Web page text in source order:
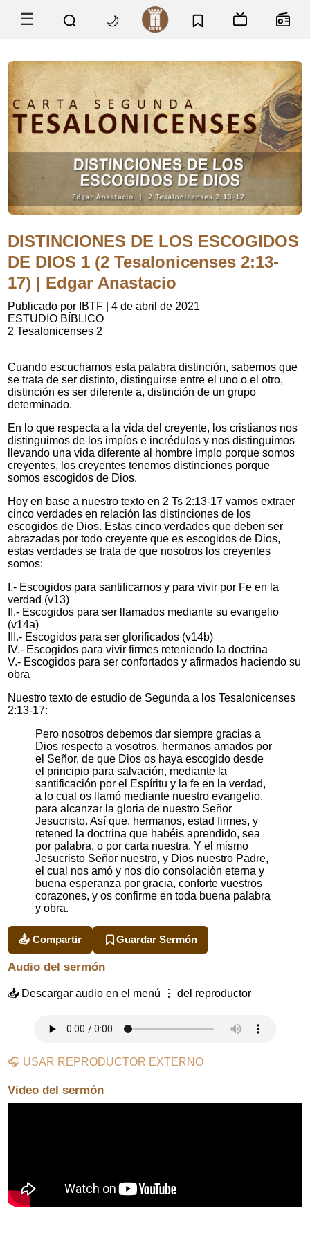
☰ 🌙
DISTINCIONES DE LOS ESCOGIDOS
DE DIOS 1 (2 Tesalonicenses 2:13-
17) | Edgar Anastacio
Publicado por IBTF
4 de abril de 2021
ESTUDIO BÍBLICO
2 Tesalonicenses 2
Cuando escuchamos esta palabra distinción, sabemos que
se trata de ser distinto, distinguirse entre el uno o el otro,
distinción es ser diferente a, distinción de un grupo
determinado.
En lo que respecta a la vida del creyente, los cristianos nos
distinguimos de los impíos e incrédulos y nos distinguimos
llevando una vida diferente al hombre impío porque somos
creyentes, los creyentes tenemos distinciones porque
somos escogidos de Dios.
Hoy en base a nuestro texto en 2 Ts 2:13-17 vamos extraer
cinco verdades en relación las distinciones de los
escogidos de Dios. Estas cinco verdades que deben ser
abrazadas por todo creyente que es escogidos de Dios,
estas verdades se trata de que nosotros los creyentes
somos:
I.- Escogidos para santificarnos y para vivir por Fe en la
verdad (v13)
II.- Escogidos para ser llamados mediante su evangelio
(v14a)
III.- Escogidos para ser glorificados (v14b)
IV.- Escogidos para vivir firmes reteniendo la doctrina
V.- Escogidos para ser confortados y afirmados haciendo su
obra
Nuestro texto de estudio de Segunda a los Tesalonicenses
2:13-17:
Pero nosotros debemos dar siempre gracias a
Dios respecto a vosotros, hermanos amados por
el Señor, de que Dios os haya escogido desde
el principio para salvación, mediante la
santificación por el Espíritu y la fe en la verdad,
a lo cual os llamó mediante nuestro evangelio,
para alcanzar la gloria de nuestro Señor
Jesucristo. Así que, hermanos, estad firmes, y
retened la doctrina que habéis aprendido, sea
por palabra, o por carta nuestra. Y el mismo
Jesucristo Señor nuestro, y Dios nuestro Padre,
el cual nos amó y nos dio consolación eterna y
buena esperanza por gracia, conforte vuestros
corazones, y os confirme en toda buena palabra
y obra.
📤 Compartir Guardar Sermón
Audio del sermón
📥 Descargar audio en el menú ⋮ del reproductor
🎧 USAR REPRODUCTOR EXTERNO
Video del sermón